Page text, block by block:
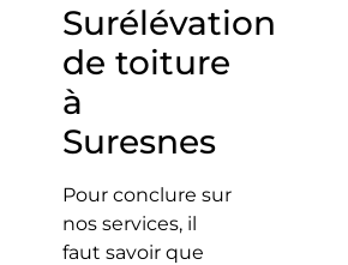
Surélévation
de toiture
à
Suresnes
Pour conclure sur
nos services, il
faut savoir que